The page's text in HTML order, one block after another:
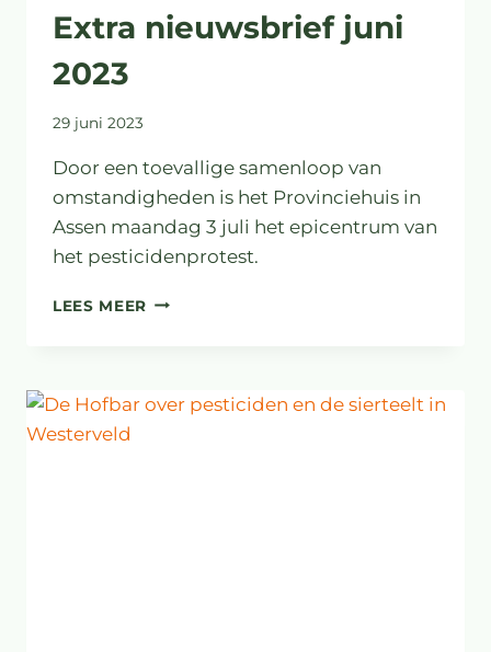
Extra nieuwsbrief juni
2023
29 juni 2023
Door een toevallige samenloop van
omstandigheden is het Provinciehuis in
Assen maandag 3 juli het epicentrum van
het pesticidenprotest.
LEES MEER EXTRA